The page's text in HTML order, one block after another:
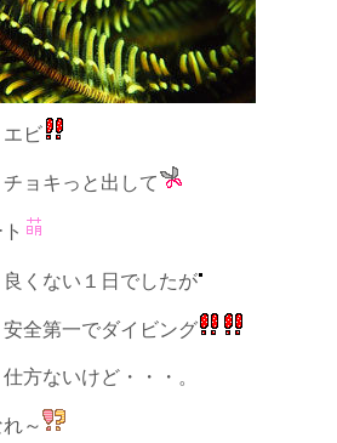
エビ
ョキっと出して
くない１日でしたが
全第一でダイビング
方ないけど・・・。
～